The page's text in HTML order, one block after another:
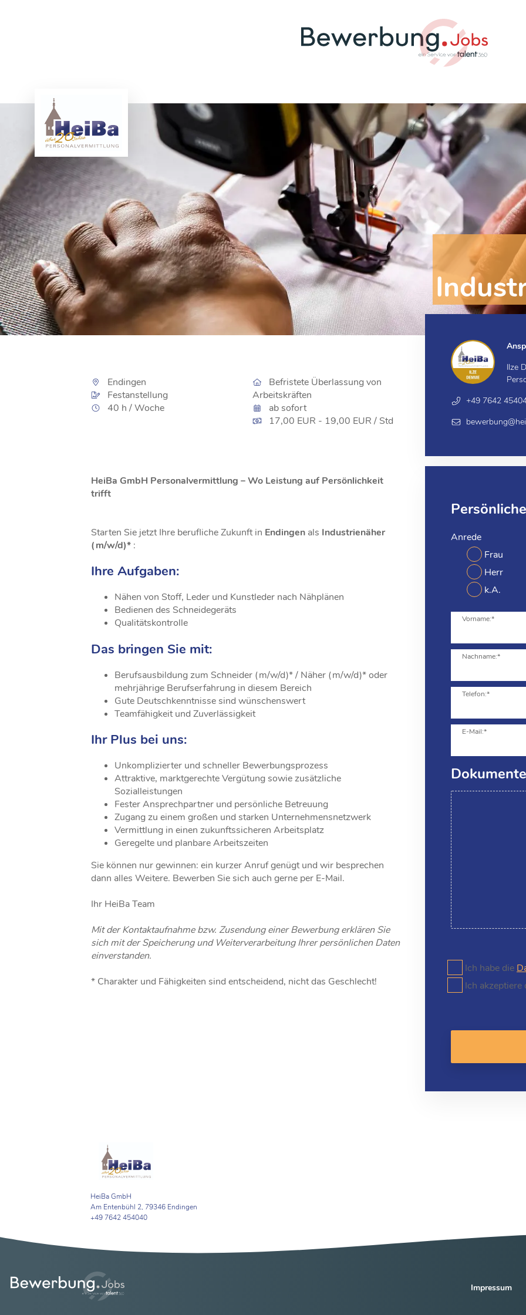
Ilze
+49 7642
Anrede
Frau
Herr
k.A.
Vorname:*
Nachname:*
Telefon:*
E-Mail:*
Dokumente
Ich habe die
Ich
Endingen
Festanstellung
40 h / Woche
Befristete Überlassung von
Arbeitskräften
ab sofort
17,00 EUR - 19,00 EUR / Std
HeiBa GmbH Personalvermittlung – Wo Leistung auf Persönlichkeit
trifft
Starten Sie jetzt Ihre berufliche Zukunft in Endingen als Industrienäher
(m/w/d)* :
Ihre Aufgaben:
Nähen von Stoff, Leder und Kunstleder nach Nähplänen
Bedienen des Schneidegeräts
Qualitätskontrolle
Das bringen Sie mit:
Berufsausbildung zum Schneider (m/w/d)* / Näher (m/w/d)* oder
mehrjährige Berufserfahrung in diesem Bereich
Gute Deutschkenntnisse sind wünschenswert
Teamfähigkeit und Zuverlässigkeit
Ihr Plus bei uns:
Unkomplizierter und schneller Bewerbungsprozess
Attraktive, marktgerechte Vergütung sowie zusätzliche
Sozialleistungen
Fester Ansprechpartner und persönliche Betreuung
Zugang zu einem großen und starken Unternehmensnetzwerk
Vermittlung in einen zukunftssicheren Arbeitsplatz
Geregelte und planbare Arbeitszeiten
Sie können nur gewinnen: ein kurzer Anruf genügt und wir besprechen
dann alles Weitere. Bewerben Sie sich auch gerne per E-Mail.
Ihr HeiBa Team
Mit der Kontaktaufnahme bzw. Zusendung einer Bewerbung erklären Sie
sich mit der Speicherung und Weiterverarbeitung Ihrer persönlichen Daten
einverstanden.
* Charakter und Fähigkeiten sind entscheidend, nicht das Geschlecht!
HeiBa GmbH
Am Entenbühl 2, 79346 Endingen
+49 7642 454040
Impressum